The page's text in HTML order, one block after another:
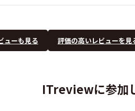
ューも見る 評価の高いレビューを見
ITreviewに参加